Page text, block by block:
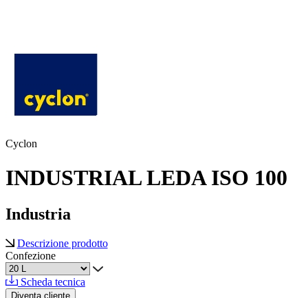
Cyclon
INDUSTRIAL LEDA ISO 100
Industria
Descrizione prodotto
Confezione
Scheda tecnica
Diventa cliente